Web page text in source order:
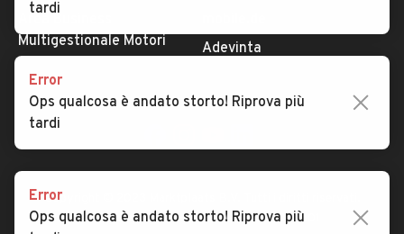
Multigestionale Motori
Adevinta
SEGUICI
Copyright © 2023 Marktplaats B.V. Tutti i diritti riservati.
Marktplaats B.V. - P.IVA 803.603.307.B.01
tardi
Error
Ops qualcosa è andato storto! Riprova più
tardi
Error
Ops qualcosa è andato storto! Riprova più